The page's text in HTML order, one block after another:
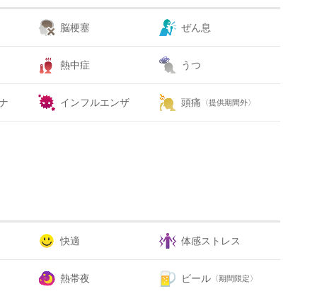
脳梗塞 ぜん息
熱中症 うつ
インフルエンザ 頭痛 〈提供期間外〉
快適 体感ストレス
熱帯夜 ビール 〈期間限定〉